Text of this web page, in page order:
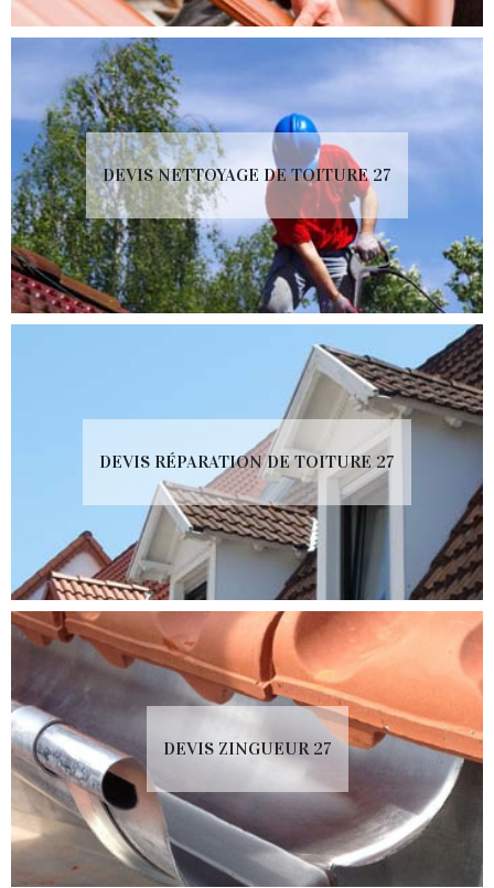
DEVIS NETTOYAGE DE TOITURE 27
DEVIS RÉPARATION DE TOITURE 27
DEVIS ZINGUEUR 27